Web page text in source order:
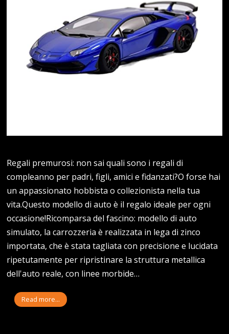
Regali premurosi: non sai quali sono i regali di
compleanno per padri, figli, amici e fidanzati?O forse hai
un appassionato hobbista o collezionista nella tua
vita.Questo modello di auto è il regalo ideale per ogni
occasione!Ricomparsa del fascino: modello di auto
simulato, la carrozzeria è realizzata in lega di zinco
importata, che è stata tagliata con precisione e lucidata
ripetutamente per ripristinare la struttura metallica
dell'auto reale, con linee morbide…
Read more...